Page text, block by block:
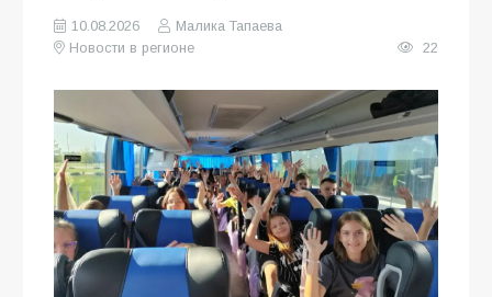
10.08.2026
Малика Тапаева
Новости в регионе
22